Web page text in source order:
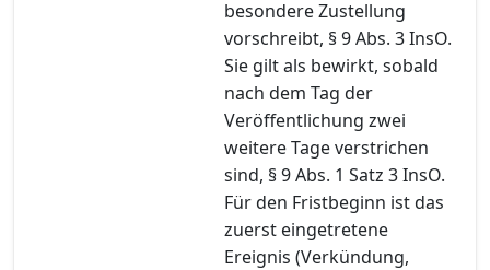
besondere Zustellung
vorschreibt, § 9 Abs. 3 InsO.
Sie gilt als bewirkt, sobald
nach dem Tag der
Veröffentlichung zwei
weitere Tage verstrichen
sind, § 9 Abs. 1 Satz 3 InsO.
Für den Fristbeginn ist das
zuerst eingetretene
Ereignis (Verkündung,